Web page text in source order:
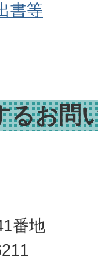
書等
るお問
番地